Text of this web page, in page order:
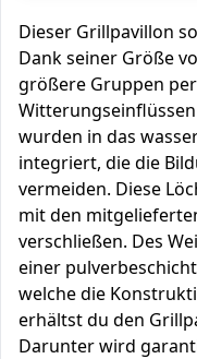
Dieser Grillpavillon
Dank seiner Größe
größere Gruppen
wurden in das
integriert, die die
vermeiden. Diese
mit den
verschließen. Des
einer
welche die
erhältst du den
Darunter wird